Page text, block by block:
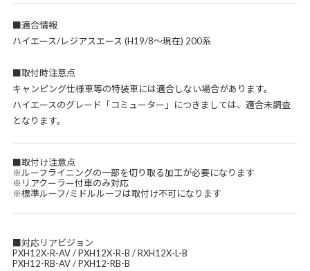
■適合情報
ハイエース/レジアスエース (H19/8～現在) 200系
■取付時注意点
キャンピング仕様車等の特装車には適合しない場合があります。
ハイエースのグレード「コミューター」につきましては、適合未調査
となります。
■取付け注意点
※ルーフライニングの一部を切り取る加工が必要になります
※リアクーラー付車のみ対応
※標準ルーフ/ミドルルーフは取付け不可になります
■対応リアビジョン
PXH12X-R-AV / PXH12X-R-B / RXH12X-L-B
PXH12-RB-AV / PXH12-RB-B